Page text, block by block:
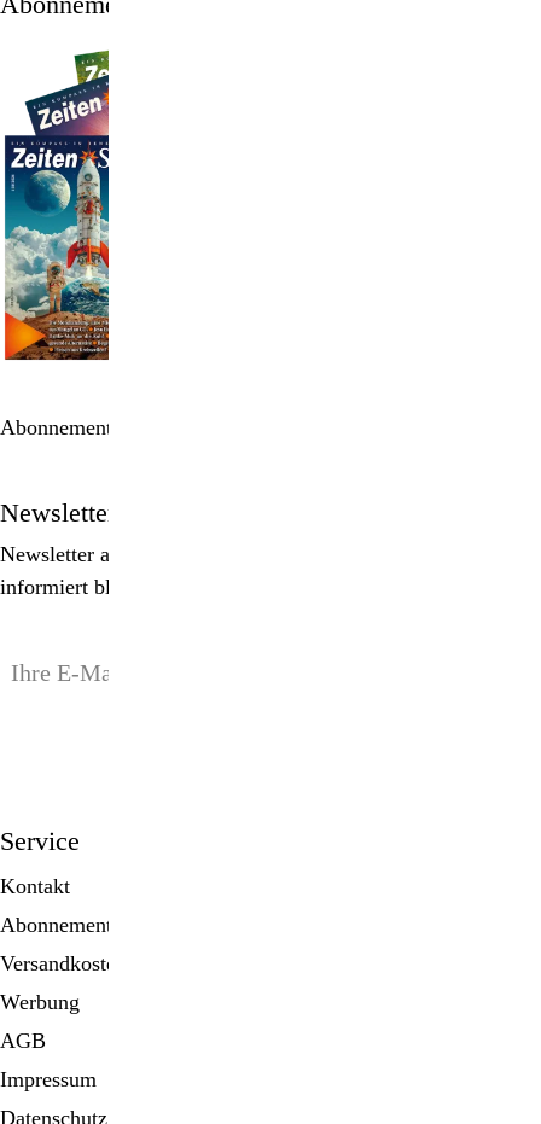
Abonnement bestellen
Newsletter
Newsletter abonnieren, Spezialangebote erhalten und
informiert bleiben!
Service
Kontakt
Abonnement
Versandkosten
Werbung
AGB
Impressum
Datenschutz